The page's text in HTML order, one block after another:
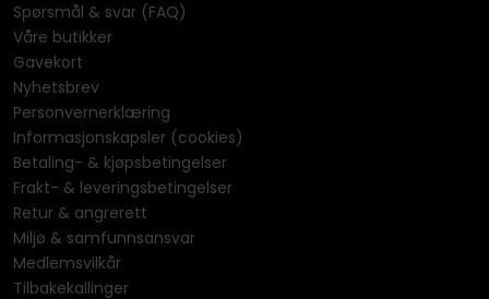
Spørsmål & svar (FAQ)
Våre butikker
Gavekort
Nyhetsbrev
Personvernerklæring
Informasjonskapsler (cookies)
Betaling- & kjøpsbetingelser
Frakt- & leveringsbetingelser
Retur & angrerett
Miljø & samfunnsansvar
Medlemsvilkår
Tilbakekallinger